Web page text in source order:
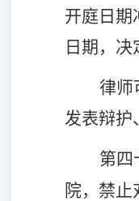
开庭日期
日期，
律师
发表辩护
第四
院，禁